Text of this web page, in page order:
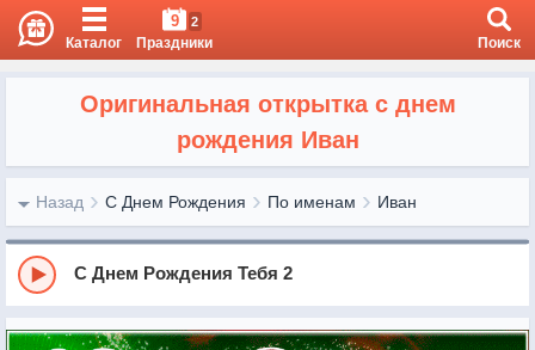
Каталог
9 2
Праздники Поиск
Оригинальная открытка с днем
рождения Иван
Назад С Днем Рождения По именам Иван
С Днем Рождения Тебя 2